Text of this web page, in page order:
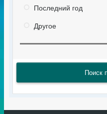
Последний год
Другое
Поиск